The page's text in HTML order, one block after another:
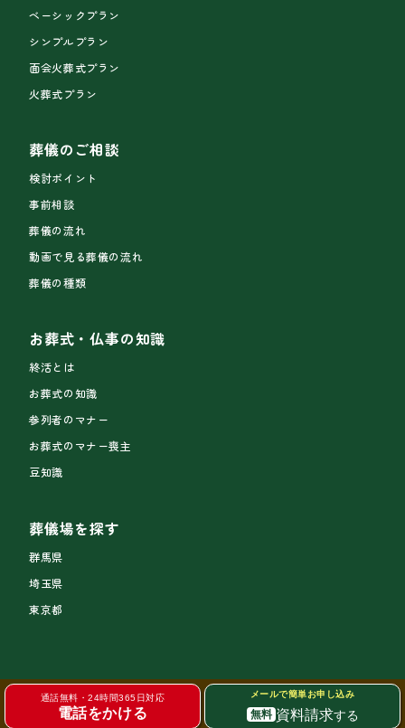
通話無料・24時間365日対応
電話をかける
メールで簡単お申し込み
無料 資料請求する
ベーシックプラン
シンプルプラン
面会火葬式プラン
火葬式プラン
葬儀のご相談
検討ポイント
事前相談
葬儀の流れ
動画で見る葬儀の流れ
葬儀の種類
お葬式・仏事の知識
終活とは
お葬式の知識
参列者のマナー
お葬式のマナー喪主
豆知識
葬儀場を探す
群馬県
埼玉県
東京都
サイトトップ